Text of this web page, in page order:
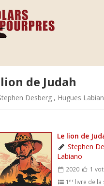
de Judah
Desberg , Hugues
Le lion de
Stephen
Labiano
2020 1
1er livre de la